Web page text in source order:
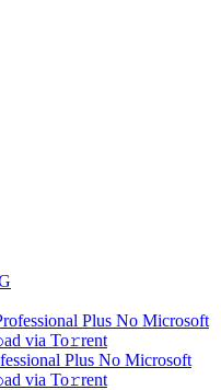
Plus No Microsoft
via To𝚛rent